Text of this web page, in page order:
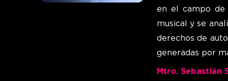
en el campo de
musical y se
derechos de
generadas por
Mtro. Sebastián